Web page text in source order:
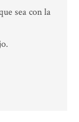
sea con la